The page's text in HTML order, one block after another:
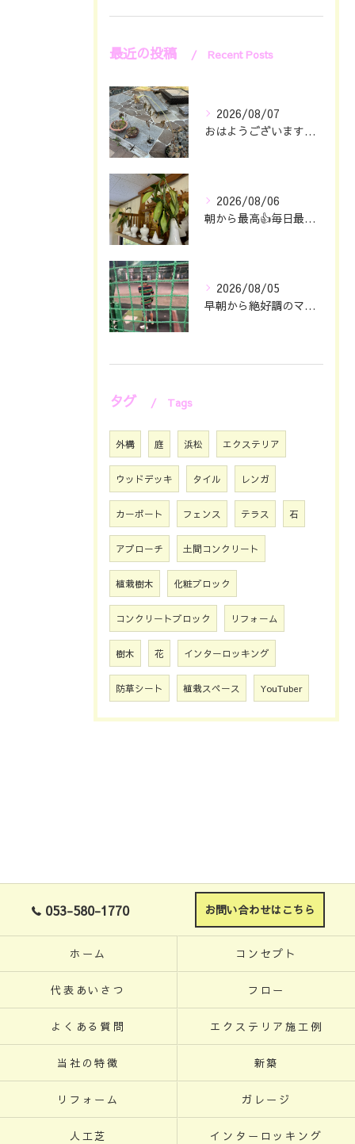
最近の投稿 Recent Posts
2026/08/07
おはようございます🖐️😊
2026/08/06
朝から最高👍毎日最幸の😁マツジン社長でございます🤗
2026/08/05
早朝から絶好調のマツジン社長でございます✌️😁
タグ Tags
外構 庭 浜松 エクステリア
ウッドデッキ タイル レンガ
カーポート フェンス テラス 石
アプローチ 土間コンクリート
植栽樹木 化粧ブロック
コンクリートブロック リフォーム
樹木 花 インターロッキング
防草シート 植栽スペース YouTuber
053-580-1770 お問い合わせはこちら
ホーム コンセプト
代表あいさつ フロー
よくある質問 エクステリア施工例
当社の特徴 新築
リフォーム ガレージ
人工芝 インターロッキング